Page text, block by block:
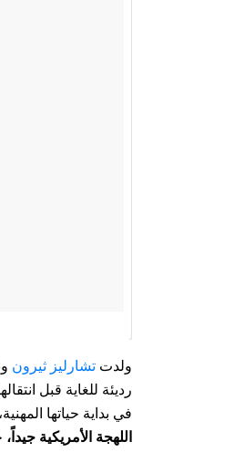
ولدت تشارليز ثيرون
رديئة للغاية قبل
في بداية حياتها
اللهجة الأمريكية جيداً،